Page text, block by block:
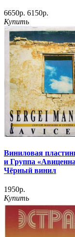
6650р. 6150р.
Купить
Виниловая
и Группа
Чёрный винил
1950р.
Купить